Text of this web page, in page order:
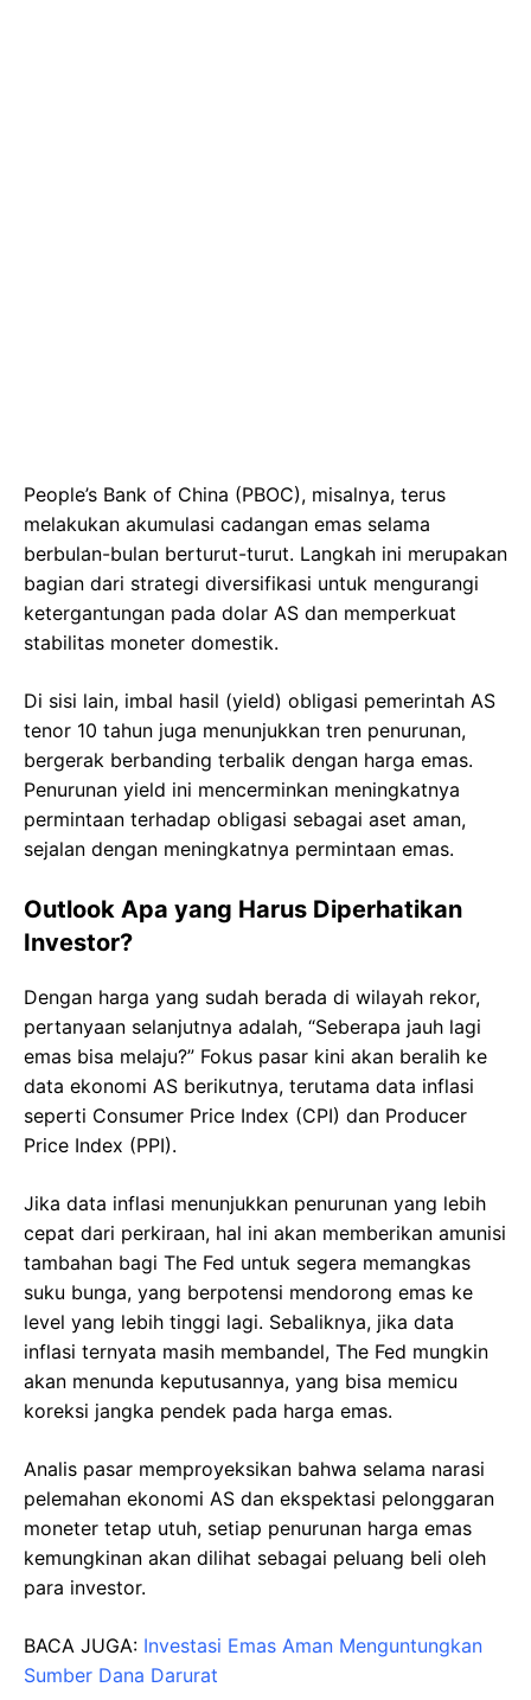
People’s Bank of China (PBOC), misalnya, terus
melakukan akumulasi cadangan emas selama
berbulan-bulan berturut-turut. Langkah ini merupakan
bagian dari strategi diversifikasi untuk mengurangi
ketergantungan pada dolar AS dan memperkuat
stabilitas moneter domestik.
Di sisi lain, imbal hasil (yield) obligasi pemerintah AS
tenor 10 tahun juga menunjukkan tren penurunan,
bergerak berbanding terbalik dengan harga emas.
Penurunan yield ini mencerminkan meningkatnya
permintaan terhadap obligasi sebagai aset aman,
sejalan dengan meningkatnya permintaan emas.
Outlook Apa yang Harus Diperhatikan
Investor?
Dengan harga yang sudah berada di wilayah rekor,
pertanyaan selanjutnya adalah, “Seberapa jauh lagi
emas bisa melaju?” Fokus pasar kini akan beralih ke
data ekonomi AS berikutnya, terutama data inflasi
seperti Consumer Price Index (CPI) dan Producer
Price Index (PPI).
Jika data inflasi menunjukkan penurunan yang lebih
cepat dari perkiraan, hal ini akan memberikan amunisi
tambahan bagi The Fed untuk segera memangkas
suku bunga, yang berpotensi mendorong emas ke
level yang lebih tinggi lagi. Sebaliknya, jika data
inflasi ternyata masih membandel, The Fed mungkin
akan menunda keputusannya, yang bisa memicu
koreksi jangka pendek pada harga emas.
Analis pasar memproyeksikan bahwa selama narasi
pelemahan ekonomi AS dan ekspektasi pelonggaran
moneter tetap utuh, setiap penurunan harga emas
kemungkinan akan dilihat sebagai peluang beli oleh
para investor.
BACA JUGA: Investasi Emas Aman Menguntungkan
Sumber Dana Darurat